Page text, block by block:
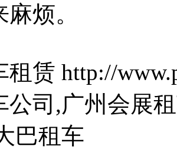
烦。
赁 http://
公司,广州会展
巴租车